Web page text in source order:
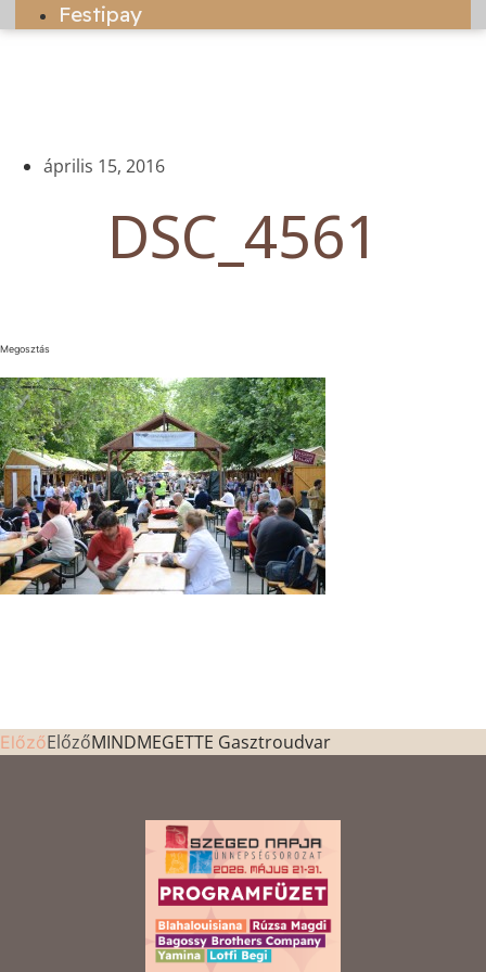
Festipay
április 15, 2016
DSC_4561
Megosztás
ElőzőElőzőMINDMEGETTE Gasztroudvar